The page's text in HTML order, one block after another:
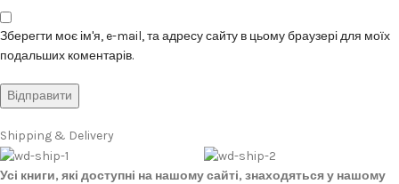
Зберегти моє ім'я, e-mail, та адресу сайту в цьому браузері для моїх
подальших коментарів.
Shipping & Delivery
Усі книги, які доступні на нашому сайті, знаходяться у нашому